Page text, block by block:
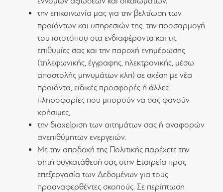
την επικοινωνία μας για την βελτίωση των
προϊόντων και υπηρεσιών της, την προσαρμογή
του ιστοτόπου στα ενδιαφέροντα και τις
επιθυμίες σας και την παροχή ενημέρωσης
(τηλεφωνικής, έγγραφης, ηλεκτρονικής, μέσω
αποστολής μηνυμάτων κλπ) σε σχέση με νέα
προϊόντα, ειδικές προσφορές ή άλλες
πληροφορίες που μπορούν να σας φανούν
χρήσιμες,
την διαχείριση των αιτημάτων σας ή αναφορών
ανεπιθύμητων ενεργειών.
Με την αποδοχή της Πολιτικής παρέχετε την
ρητή συγκατάθεσή σας στην Εταιρεία προς
επεξεργασία των Δεδομένων για τους
προαναφερθέντες σκοπούς. Σε περίπτωση